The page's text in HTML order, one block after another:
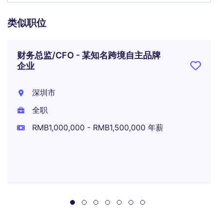
类似职位
财务总监/CFO - 某知名跨境自主品牌
企业
深圳市
全职
RMB1,000,000 - RMB1,500,000 年薪